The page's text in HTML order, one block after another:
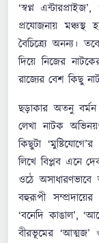
‘স্বপ্ন
প্রযোজনায় মঞ্চস্থ
বৈচিত্র্যে অনন্য।
দিয়ে নিজের
রাজ্যের বেশ কিছু
ছড়াকার অতনু
লেখা নাটক
কিছুটা
লিখে বিপ্লব এনে
ওঠে
বহুরূপী
‘বনেদি কাঙাল’,
বীরভূমের ‘আত্মজ’